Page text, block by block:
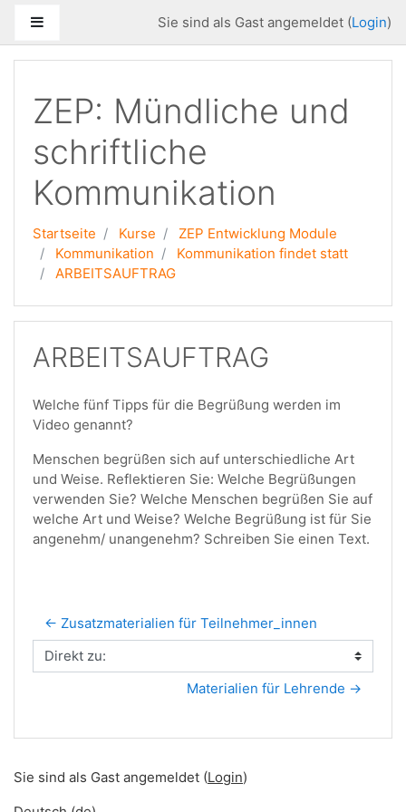
Website-ÜbersichtSie sind als Gast angemeldet (Login)
ZEP: Mündliche und
schriftliche
Kommunikation
Startseite Kurse
ZEP Entwicklung Module
Kommunikation
Kommunikation findet statt
ARBEITSAUFTRAG
ARBEITSAUFTRAG
Welche fünf Tipps für die Begrüßung werden im
Video genannt?
Menschen begrüßen sich auf unterschiedliche Art
und Weise. Reflektieren Sie: Welche Begrüßungen
verwenden Sie? Welche Menschen begrüßen Sie auf
welche Art und Weise? Welche Begrüßung ist für Sie
angenehm/ unangenehm? Schreiben Sie einen Text.
← Zusatzmaterialien für Teilnehmer_innen
Direkt zu:
Materialien für Lehrende →
Sie sind als Gast angemeldet (Login)